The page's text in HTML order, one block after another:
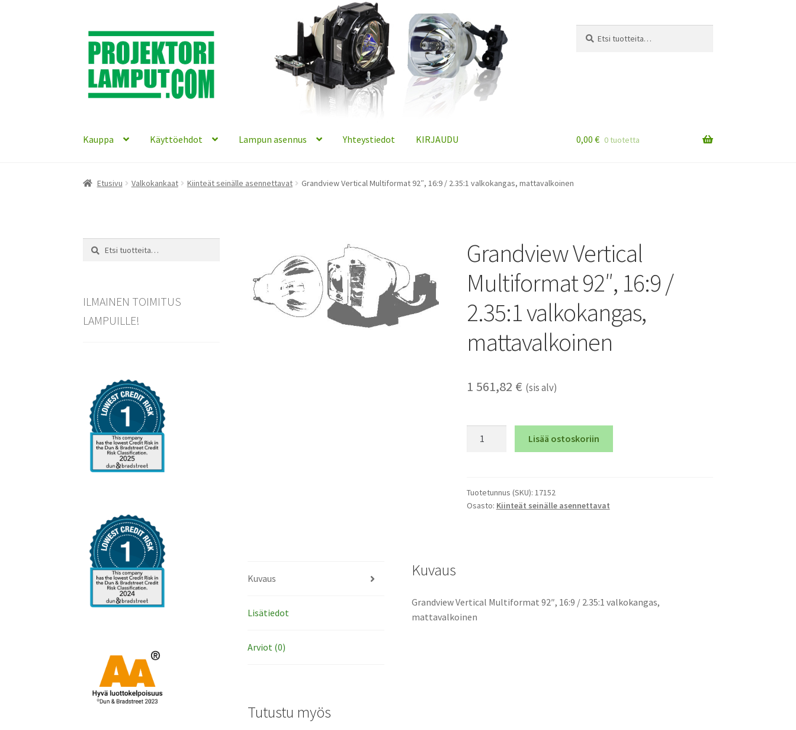
Siirry
navigointiin
Siirry
sisältöön
Kauppa Käyttöehdot Lampun asennus Yhteystiedot KIRJAUDU 0,00 € 0 tuotetta
Etusivu Valkokankaat Kiinteät seinälle asennettavat Grandview Vertical Multiformat 92″, 16:9 / 2.35:1 valkokangas, mattavalkoinen
Grandview Vertical
Multiformat 92″, 16:9 /
2.35:1 valkokangas,
mattavalkoinen
1 561,82 € (sis alv)
16:9
/
Lisää ostoskoriin
Tuotetunnus (SKU): 17152
Osasto: Kiinteät seinälle asennettavat
Kuvaus
Lisätiedot
Arviot (0)
Kuvaus
Grandview Vertical Multiformat 92″, 16:9 / 2.35:1 valkokangas,
mattavalkoinen
Tutustu myös
Etsi:
Haku
ILMAINEN TOIMITUS
LAMPUILLE!